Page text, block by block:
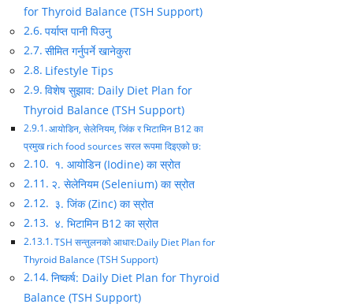
for Thyroid Balance (TSH Support)
पर्याप्त पानी पिउनु
सीमित गर्नुपर्ने खानेकुरा
Lifestyle Tips
विशेष सुझाव: Daily Diet Plan for
Thyroid Balance (TSH Support)
आयोडिन, सेलेनियम, जिंक र भिटामिन B12 का
प्रमुख rich food sources सरल रूपमा दिइएको छ:
१. आयोडिन (Iodine) का स्रोत
२. सेलेनियम (Selenium) का स्रोत
३. जिंक (Zinc) का स्रोत
४. भिटामिन B12 का स्रोत
TSH सन्तुलनको आधार:Daily Diet Plan for
Thyroid Balance (TSH Support)
निष्कर्ष: Daily Diet Plan for Thyroid
Balance (TSH Support)